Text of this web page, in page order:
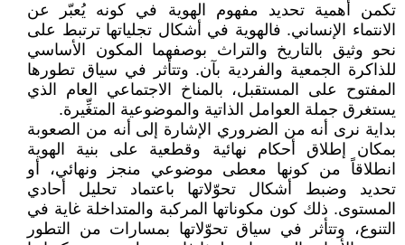
تكمن أهمية تحديد مفهوم الهوية في كونه يُعبّر عن
الانتماء الإنساني. فالهوية في أشكال تجلياتها ترتبط على
نحو وثيق بالتاريخ والتراث بوصفهما المكون الأساسي
للذاكرة الجمعية والفردية بآن. وتتأثر في سياق تطورها
المفتوح على المستقبل، بالمناخ الاجتماعي العام الذي
يستغرق جملة العوامل الذاتية والموضوعية المتغِّيرة.
بداية نرى أنه من الضروري الإشارة إلى أنه من الصعوبة
بمكان إطلاق أحكام نهائية وقطعية على بنية الهوية
انطلاقاً من كونها معطى موضوعي منجز ونهائي، أو
تحديد وضبط أشكال تحوّلاتها باعتماد تحليل أحادي
المستوى. ذلك كون مكوناتها المركبة والمتداخلة غاية في
التنوع، وتتأثر في سياق تحوّلاتها بمسارات من التطور